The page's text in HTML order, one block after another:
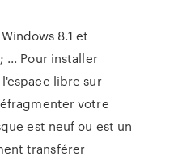
8.1 et
... Pour installer
libre sur
votre
est neuf ou est un
transférer